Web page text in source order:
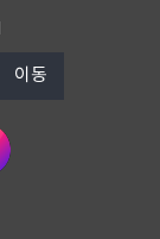
이동